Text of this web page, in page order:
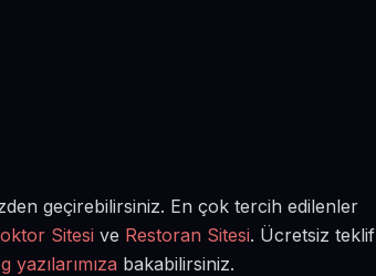
geçirebilirsiniz. En çok tercih edilenler
Sitesi ve Restoran Sitesi. Ücretsiz teklif
yazılarımıza bakabilirsiniz.